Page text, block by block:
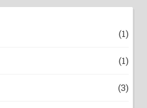
(1)
(1)
(3)